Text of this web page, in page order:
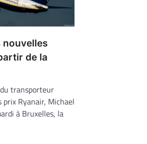
nouvelles
de la
transporteur
Ryanair, Michael
à Bruxelles, la